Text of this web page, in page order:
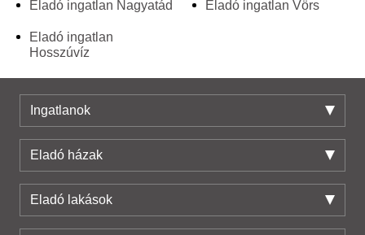
Eladó ingatlan Nagyatád
Eladó ingatlan
Hosszúvíz
Eladó ingatlan Vörs
Ingatlanok
Eladó házak
Eladó lakások